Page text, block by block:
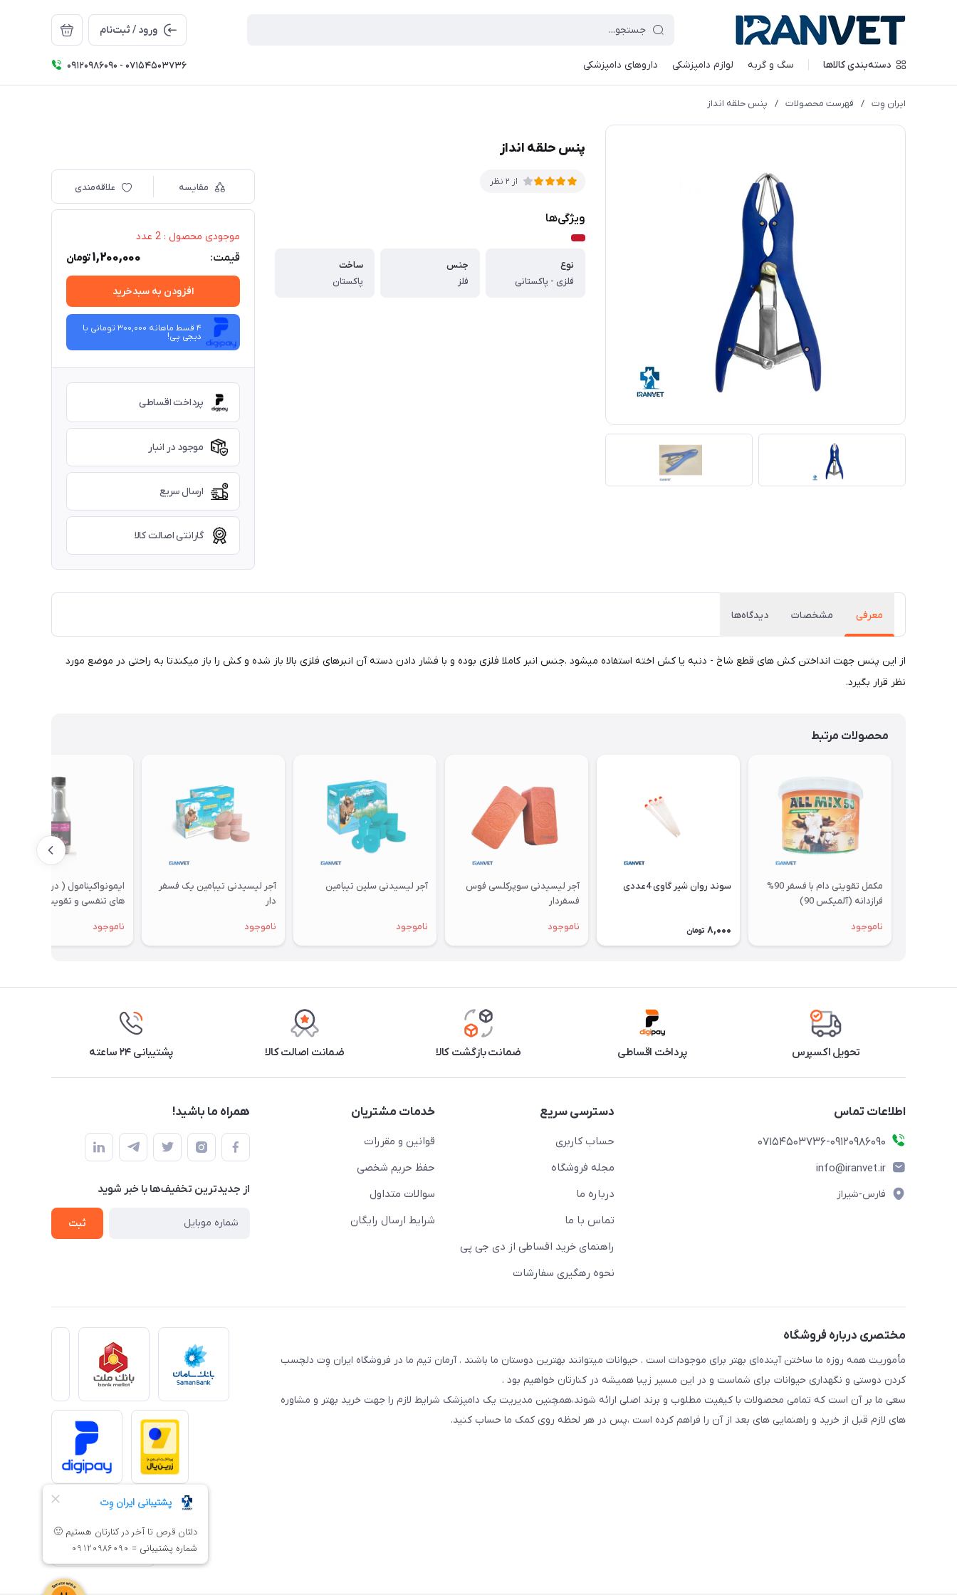
ورود / ثبت‌نام
دسته‌بندی کالاها سگ و گربه لوازم دامپزشکی داروهای دامپزشکی 09120986090 - 07154503736
ایران وِت / فهرست محصولات / پنس حلقه انداز
پنس حلقه انداز
از 2 نظر
ویژگی‌ها
نوع
فلزی - پاکستانی
جنس
فلز
ساخت
پاکستان
مقایسه علاقه‌مندی
موجودی محصول : 2 عدد
قیمت: 1,200,000تومان
افزودن به سبدخرید
4 قسط ماهانه 300,000 تومانی با
دیجی ‌پی!
پرداخت اقساطی
موجود در انبار
ارسال سریع
گارانتی اصالت کالا
معرفی مشخصات دیدگاه‌ها
از این پنس جهت انداختن کش های قطع شاخ - دنبه یا کش اخته استفاده میشود .جنس انبر کاملا فلزی بوده و با فشار دادن دسته آن انبرهای فلزی بالا باز شده و کش را باز میکندتا به راحتی در موضع مورد
نظر قرار بگیرد.
محصولات مرتبط
مکمل تقویتی دام با فسفر 90%
فرازدانه (آلمیکس 90)
ناموجود
سوند روان شیر گاوی 4عددی
8,000 تومان
آجر لیسیدنی سوپرکلسی فوس
فسفردار
ناموجود
آجر لیسیدنی سلین تیبامین
ناموجود
آجر لیسیدنی تیبامین یک فسفر
دار
ناموجود
ایمونواکینامول ( درمان بیماری
های تنفسی و تقویت سیستم
ناموجود
تحویل اکسپرس پرداخت اقساطی ضمانت بازگشت کالا ضمانت اصالت کالا پشتیبانی ۲۴ ساعته
اطلاعات تماس
07154503736-09120986090
info@iranvet.ir
فارس-شیراز
دسترسی سریع
حساب کاربری
مجله فروشگاه
درباره ما
تماس با ما
راهنمای خرید اقساطی از دی جی پی
نحوه رهگیری سفارشات
خدمات مشتریان
قوانین و مقررات
حفظ حریم شخصی
سوالات متداول
شرایط ارسال رایگان
همراه ما باشید!
از جدید‌ترین تخفیف‌ها با‌ خبر شوید
ثبت
مختصری درباره فروشگاه
مأموریت همه روزه ما ساختن آینده‌ای بهتر برای موجودات است . حیوانات میتوانند بهترین دوستان ما باشند . آرمان تیم ما در فروشگاه ایران وِت دلچسب
کردن دوستی و نگهداری حیوانات برای شماست و در این مسیر زیبا همیشه در کنارتان خواهیم بود .
سعی ما بر آن است که تمامی محصولات با کیفیت مطلوب و برند اصلی ارائه شوند،همچنین مدیریت یک دامپزشک شرایط لازم را جهت خرید بهتر و مشاوره
های لازم قبل از خرید و راهنمایی های بعد از آن را فراهم کرده است ،پس در هر لحظه روی کمک ما حساب کنید.